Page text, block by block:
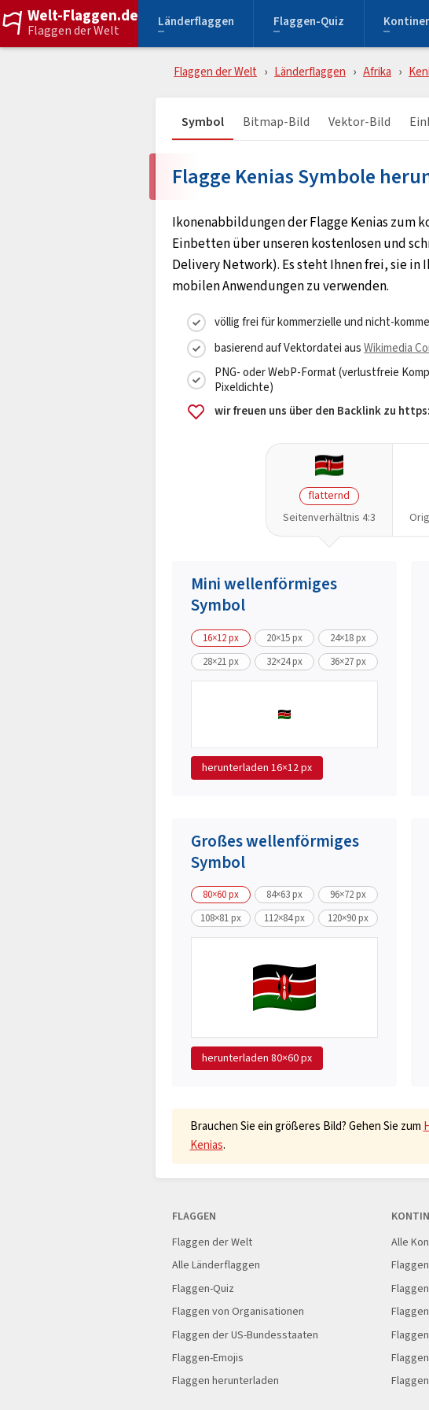
Welt-Flaggen.de
Flaggen der Welt
Länderflaggen Flaggen-Quiz
Flaggen der Welt Länderflaggen Afrika
Symbol Bitmap-Bild Vektor-Bild
Flagge Kenias Symbole
Ikonenabbildungen der Flagge Kenias zum
Einbetten über unseren kostenlosen und
Delivery Network). Es steht Ihnen frei, sie in
mobilen Anwendungen zu verwenden.
völlig frei für kommerzielle und nicht-
basierend auf Vektordatei ausWikimedia
PNG- oder WebP-Format (verlustfreie
Pixeldichte)
wir freuen uns über den Backlink zu
flatternd
Seitenverhältnis 4:3
Mini wellenförmiges
Symbol
16×12 px 20×15 px
24×18 px
28×21 px
32×24 px 36×27 px
herunterladen 16×12 px
Großes wellenförmiges
Symbol
80×60 px 84×63 px
96×72 px
108×81 px
112×84 px 120×90 px
herunterladen 80×60 px
Brauchen Sie ein größeres Bild? Gehen Sie zum
Kenias.
FLAGGEN
Flaggen der Welt
Alle Länderflaggen
Flaggen-Quiz
Flaggen von Organisationen
Flaggen der US-Bundesstaaten
Flaggen-Emojis
Flaggen herunterladen
Alle